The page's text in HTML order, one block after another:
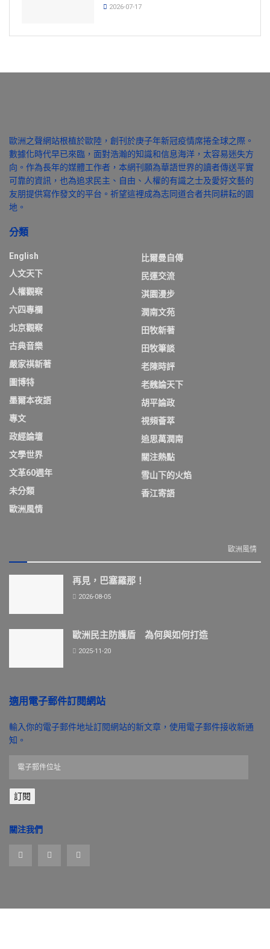
2026-07-17
歐洲之聲網站根植於歐陸，創刊於庚子年新冠疫情席捲全球之際。
數據化時代早已來臨，面對浩瀚的知識和信息海洋，太容易迷失方
向。作為長年的媒體工作者，本網刊願為華語世界的讀者傳送平實
可靠的資訊，也為追求民主、自由、人權的有識之士及愛好文藝的
友朋提供寫作發文的平台。祈望這裡成為志同道合者共同耕耘的園
地。
分類
English
人文天下
人權觀察
六四專欄
北京觀察
古典音樂
嚴家祺新著
圖博特
墨爾本夜語
專文
政經論壇
文學世界
文革60週年
未分類
歐洲風情
比爾曼自傳
民運交流
淇園漫步
潤南文苑
田牧新著
田牧筆談
老陳時評
老魏論天下
胡平論政
視頻薈萃
追思萬潤南
關注熱點
雪山下的火焰
香江寄語
歐洲風情
再見，巴塞羅那！
2026-08-05
歐洲民主防護盾 為何與如何打造
2025-11-20
適用電子郵件訂閱網站
輸入你的電子郵件地址訂閱網站的新文章，使用電子郵件接收新通
知。
郵
件
址
訂閱
關注我們